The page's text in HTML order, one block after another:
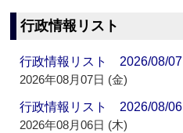
行政情報リスト
行政情報リスト 2026/08/07
2026年08月07日 (金)
行政情報リスト 2026/08/06
2026年08月06日 (木)